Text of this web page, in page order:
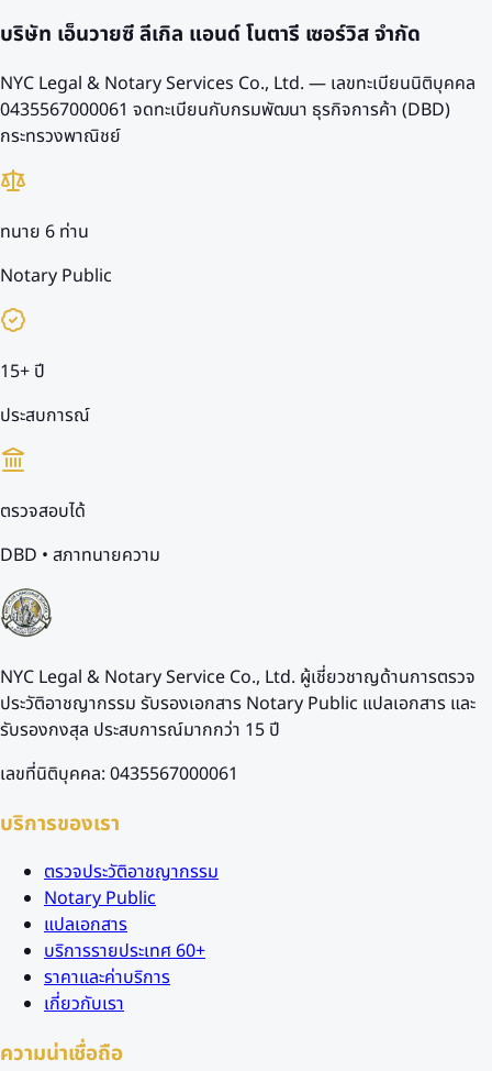
บริษัท เอ็นวายซี ลีเกิล แอนด์ โนตารี เซอร์วิส จำกัด
NYC Legal & Notary Services Co., Ltd. — เลขทะเบียนนิติบุคคล
0435567000061 จดทะเบียนกับกรมพัฒนา ธุรกิจการค้า (DBD)
กระทรวงพาณิชย์
ทนาย 6 ท่าน
Notary Public
15+ ปี
ประสบการณ์
ตรวจสอบได้
DBD • สภาทนายความ
NYC Legal & Notary Service Co., Ltd. ผู้เชี่ยวชาญด้านการตรวจ
ประวัติอาชญากรรม รับรองเอกสาร Notary Public แปลเอกสาร และ
รับรองกงสุล ประสบการณ์มากกว่า 15 ปี
เลขที่นิติบุคคล: 0435567000061
บริการของเรา
ตรวจประวัติอาชญากรรม
Notary Public
แปลเอกสาร
บริการรายประเทศ 60+
ราคาและค่าบริการ
เกี่ยวกับเรา
ความน่าเชื่อถือ